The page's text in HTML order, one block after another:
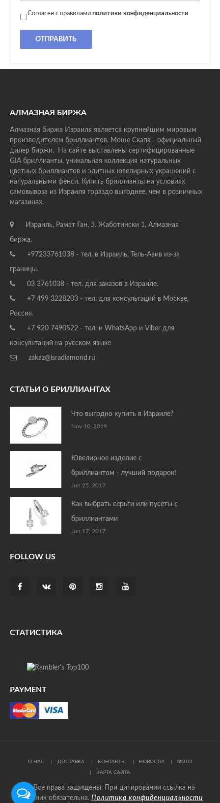
Согласен с правилами политики конфиденциальности
ОТПРАВИТЬ
АЛМАЗНАЯ БИРЖА
Алмазная биржа Израиля является крупнейшим мировым
производителем бриллиантов. Моше Скапа - официальный
дилер биржи. На сайте выставлены сертифицированные
GIA бриллианты, уникальная коллекция натуральных
цветных бриллиантов и элитных ювелирных украшений с
натуральными фенси. Купить бриллианты на условиях
самовывоза из Израиля гораздо выгоднее, чем в розничных
магазинах.
Израиль, Рамат Ган, З. Жаботински 1, Алмазная
биржа.
+97233761038 - тел. в Израиль, Тель-Авив из-за
границы.
03 3761038 - тел. для заказов в Израиле.
+7 499 3228203 - тел. для консультаций в Москве,
Россия.
+7 920 7490522 - тел. и WhatsApp и Viber для
консультаций на русском языке
zakaz@isradiamond.ru
СТАТЬИ О БРИЛЛИАНТАХ
Что выгодно купить в Израиле?
Nov 10, 2019
Ювелирное изделие с
бриллиантом - лучший подарок!
Jun 25, 2017
Как выбрать серьги или пусеты с
бриллиантами
Jun 17, 2017
FOLLOW US
СТАТИСТИКА
PAYMENT
О НАС ДОСТАВКА КОНТАКТЫ НОВОСТИ ФОТО
КАРТА САЙТА
© Все права защищены. При цитировании ссылка на
источник обязательна. Политика конфиденциальности